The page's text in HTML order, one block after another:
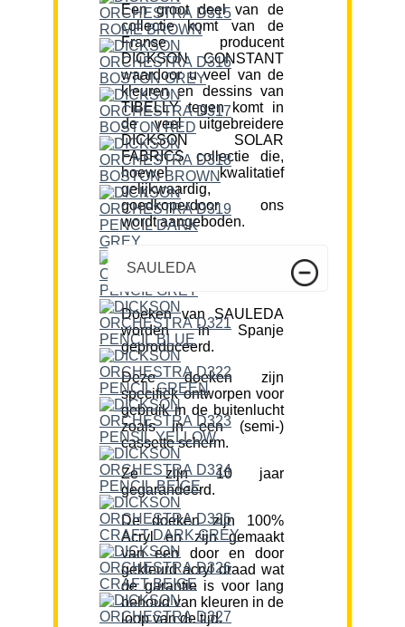
Een groot deel van de
collectie komt van de
Franse producent
DICKSON CONSTANT
waardoor u veel van de
kleuren en dessins van
TIBELLY tegen komt in
de veel uitgebreidere
DICKSON SOLAR
FABRICS collectie die,
hoewel kwalitatief
gelijkwaardig,
goedkoperdoor ons
wordt aangeboden.
SAULEDA
Doeken van SAULEDA
worden in Spanje
geproduceerd.
Deze doeken zijn
specifiek ontworpen voor
gebruik in de buitenlucht
zoals in een (semi-)
cassette scherm.
Ze zijn 10 jaar
gegarandeerd.
De doeken zijn 100%
Acryl en zijn gemaakt
van een door en door
gekleurd acryl draad wat
de garantie is voor lang
behoud van kleuren in de
loop van de tijd.